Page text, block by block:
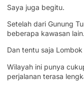
Saya juga begitu.
Setelah dari Gunung
beberapa kawasan lain.
Dan tentu saja
Wilayah ini punya
perjalanan terasa